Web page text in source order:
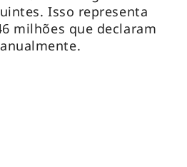
Isso representa
milhões que declaram